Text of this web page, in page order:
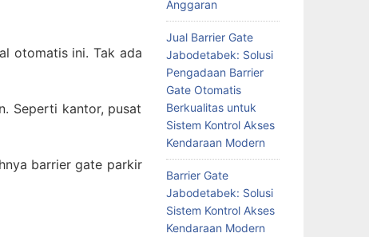
otomatis ini. Tak ada
Seperti kantor, pusat
barrier gate parkir
Anggaran
Jual Barrier Gate
Jabodetabek: Solusi
Pengadaan Barrier
Gate Otomatis
Berkualitas untuk
Sistem Kontrol Akses
Kendaraan Modern
Barrier Gate
Jabodetabek: Solusi
Sistem Kontrol Akses
Kendaraan Modern